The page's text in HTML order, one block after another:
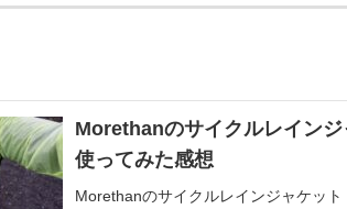
Morethanのサイクルレイン
使ってみた感想
Morethanのサイクルレインジャケッ